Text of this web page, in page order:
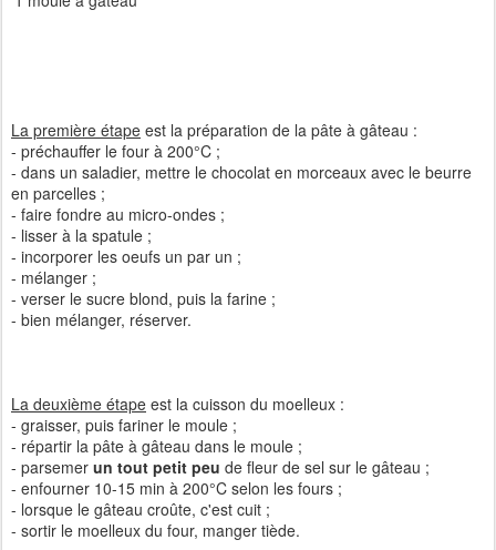
La première étape est la préparation de la pâte à gâteau :
- préchauffer le four à 200°C ;
- dans un saladier, mettre le chocolat en morceaux avec le beurre
en parcelles ;
- faire fondre au micro-ondes ;
- lisser à la spatule ;
- incorporer les oeufs un par un ;
- mélanger ;
- verser le sucre blond, puis la farine ;
- bien mélanger, réserver.
La deuxième étape est la cuisson du moelleux :
- graisser, puis fariner le moule ;
- répartir la pâte à gâteau dans le moule ;
- parsemer un tout petit peu de fleur de sel sur le gâteau ;
- enfourner 10-15 min à 200°C selon les fours ;
- lorsque le gâteau croûte, c'est cuit ;
- sortir le moelleux du four, manger tiède.